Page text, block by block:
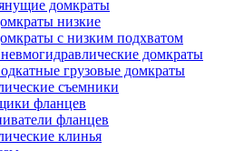
домкраты
низкие
с низким подхватом
домкраты
грузовые домкраты
съемники
фланцев
фланцев
клинья